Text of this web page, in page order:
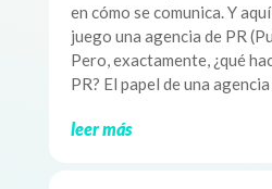
en cómo se comunica. Y
juego una agencia de PR
Pero, exactamente, ¿qué
PR? El papel de una agencia
leer más